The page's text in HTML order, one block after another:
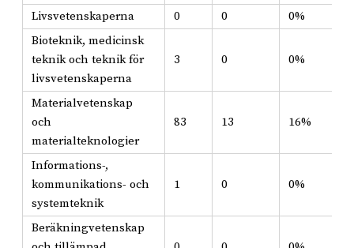
Livsvetenskaperna 0 0
0%
Bioteknik, medicinsk
teknik och teknik för
livsvetenskaperna
3 0 0%
Materialvetenskap
och
materialteknologier
83 13 16%
Informations-,
kommunikations- och
systemteknik
1 0 0%
Beräkningvetenskap